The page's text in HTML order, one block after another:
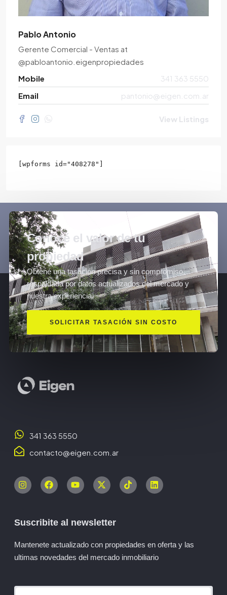
Pablo Antonio
Gerente Comercial - Ventas at
@pabloantonio.eigenpropiedades
Mobile
341 363 5550
Email
pantonio@eigen.com.ar
View Listings
[wpforms id="408278"]
Conocé el valor de tu
propiedad
Obtené una tasación precisa y sin compromiso,
respaldada por datos actualizados del mercado y
nuestra experiencia.
SOLICITAR TASACIÓN SIN COSTO
341 363 5550
contacto@eigen.com.ar
Suscribite al newsletter
Mantenete actualizado con propiedades en oferta y las
ultimas novedades del mercado inmobiliario